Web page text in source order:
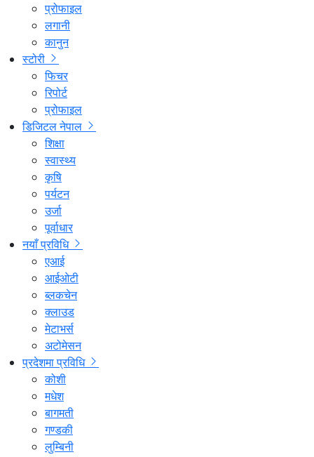
प्रोफाइल
लगानी
कानुन
स्टोरी
फिचर
रिपोर्ट
प्रोफाइल
डिजिटल नेपाल
शिक्षा
स्वास्थ्य
कृषि
पर्यटन
उर्जा
पूर्वाधार
नयाँ प्रविधि
एआई
आईओटी
ब्लकचेन
क्लाउड
मेटाभर्स
अटोमेसन
प्रदेशमा प्रविधि
कोशी
मधेश
बागमती
गण्डकी
लुम्बिनी